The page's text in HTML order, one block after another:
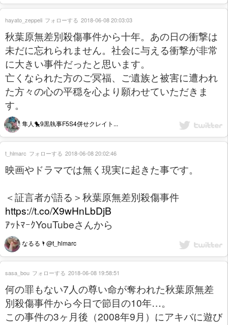
秋葉原無差別殺傷事件から十年。あの日の衝撃は
未だに忘れられません。社会に与える衝撃が非常
に大きい事件だったと思います。
亡くなられた方のご冥福、ご遺族と被害に遭われ
た方々の心の平穏を心より願わせていただきま
す。
隼人🐤9黒執事F5S4併せクレイト...
hayato_zeppeli フォローする 2018-06-08 20:03:03
映画やドラマでは無く現実に起きた事です。
＜証言者が語る＞秋葉原無差別殺傷事件
https://t.co/X9wHnLbDjB
ｱｯﾄﾏｰｸYouTubeさんから
なるる🌂@t_hlmarc
t_hlmarc フォローする 2018-06-08 20:02:46
何の罪もない7人の尊い命が奪われた秋葉原無差
別殺傷事件から今日で節目の10年…。
この事件の3ヶ月後（2008年9月）にアキバに遊び
sasa_bou フォローする 2018-06-08 19:58:51